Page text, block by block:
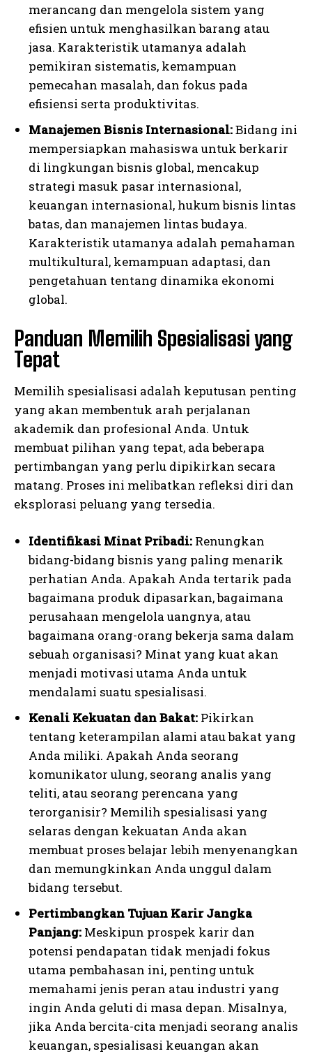
merancang dan mengelola sistem yang
efisien untuk menghasilkan barang atau
jasa. Karakteristik utamanya adalah
pemikiran sistematis, kemampuan
pemecahan masalah, dan fokus pada
efisiensi serta produktivitas.
Manajemen Bisnis Internasional:Bidang ini
mempersiapkan mahasiswa untuk berkarir
di lingkungan bisnis global, mencakup
strategi masuk pasar internasional,
keuangan internasional, hukum bisnis lintas
batas, dan manajemen lintas budaya.
Karakteristik utamanya adalah pemahaman
multikultural, kemampuan adaptasi, dan
pengetahuan tentang dinamika ekonomi
global.
Panduan Memilih Spesialisasi yang
Tepat
Memilih spesialisasi adalah keputusan penting
yang akan membentuk arah perjalanan
akademik dan profesional Anda. Untuk
membuat pilihan yang tepat, ada beberapa
pertimbangan yang perlu dipikirkan secara
matang. Proses ini melibatkan refleksi diri dan
eksplorasi peluang yang tersedia.
Identifikasi Minat Pribadi: Renungkan
bidang-bidang bisnis yang paling menarik
perhatian Anda. Apakah Anda tertarik pada
bagaimana produk dipasarkan, bagaimana
perusahaan mengelola uangnya, atau
bagaimana orang-orang bekerja sama dalam
sebuah organisasi? Minat yang kuat akan
menjadi motivasi utama Anda untuk
mendalami suatu spesialisasi.
Kenali Kekuatan dan Bakat: Pikirkan
tentang keterampilan alami atau bakat yang
Anda miliki. Apakah Anda seorang
komunikator ulung, seorang analis yang
teliti, atau seorang perencana yang
terorganisir? Memilih spesialisasi yang
selaras dengan kekuatan Anda akan
membuat proses belajar lebih menyenangkan
dan memungkinkan Anda unggul dalam
bidang tersebut.
Pertimbangkan Tujuan Karir Jangka
Panjang: Meskipun prospek karir dan
potensi pendapatan tidak menjadi fokus
utama pembahasan ini, penting untuk
memahami jenis peran atau industri yang
ingin Anda geluti di masa depan. Misalnya,
jika Anda bercita-cita menjadi seorang analis
keuangan, spesialisasi keuangan akan